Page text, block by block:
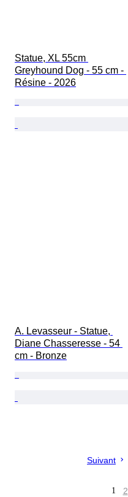
Statue, XL 55cm
Greyhound Dog - 55 cm -
Résine - 2026
A. Levasseur - Statue,
Diane Chasseresse - 54
cm - Bronze
Suivant
1 2